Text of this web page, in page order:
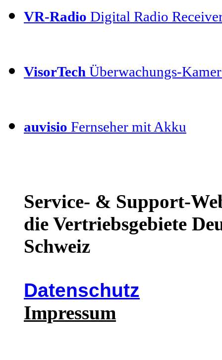
VR-Radio Digital Radio
VisorTech Überwachungs-
auvisio Fernseher mit Akku
Service- & Support-
die Vertriebsgebiete
Schweiz
Datenschutz
Impressum